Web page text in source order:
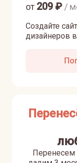
Создайте
дизайнеров
от 209₽ /
Перенесем